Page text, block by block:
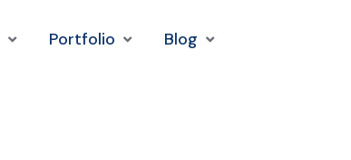
Portfolio Blog